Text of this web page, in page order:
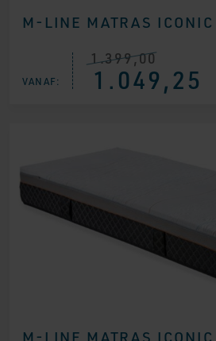
M-LINE MATRAS ICONIC
VANAF:
1.399,00
Oorspronkelijke
prijs
was:
1.049,25
Huidige
prijs
M-LINE MATRAS ICONIC